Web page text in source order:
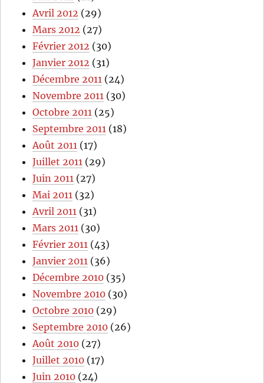
Avril 2012 (29)
Mars 2012 (27)
Février 2012 (30)
Janvier 2012 (31)
Décembre 2011 (24)
Novembre 2011 (30)
Octobre 2011 (25)
Septembre 2011 (18)
Août 2011 (17)
Juillet 2011 (29)
Juin 2011 (27)
Mai 2011 (32)
Avril 2011 (31)
Mars 2011 (30)
Février 2011 (43)
Janvier 2011 (36)
Décembre 2010 (35)
Novembre 2010 (30)
Octobre 2010 (29)
Septembre 2010 (26)
Août 2010 (27)
Juillet 2010 (17)
Juin 2010 (24)